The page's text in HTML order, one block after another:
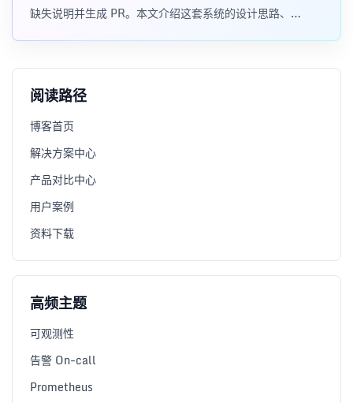
缺失说明并生成 PR。本文介绍这套系统的设计思路、
阅读路径
博客首页
解决方案中心
产品对比中心
用户案例
资料下载
高频主题
可观测性
告警 On-call
Prometheus